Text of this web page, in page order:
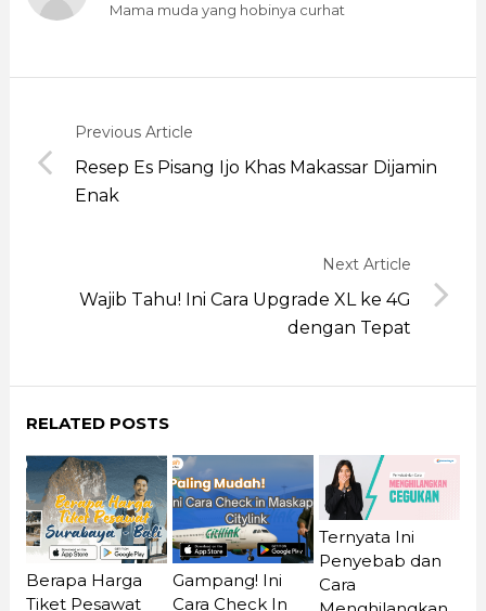
Mama muda yang hobinya curhat
Previous Article
Resep Es Pisang Ijo Khas Makassar Dijamin
Enak
Next Article
Wajib Tahu! Ini Cara Upgrade XL ke 4G
dengan Tepat
RELATED POSTS
Berapa Harga
Tiket Pesawat
Gampang! Ini
Cara Check In
Ternyata Ini
Penyebab dan
Cara